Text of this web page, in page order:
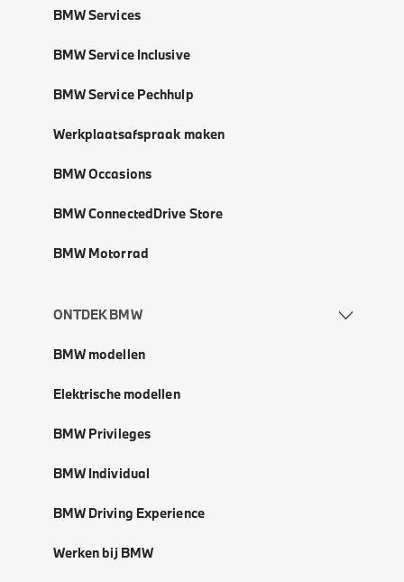
BMW Services
BMW Service Inclusive
BMW Service Pechhulp
Werkplaatsafspraak maken
BMW Occasions
BMW ConnectedDrive Store
BMW Motorrad
ONTDEK BMW
BMW modellen
Elektrische modellen
BMW Privileges
BMW Individual
BMW Driving Experience
Werken bij BMW